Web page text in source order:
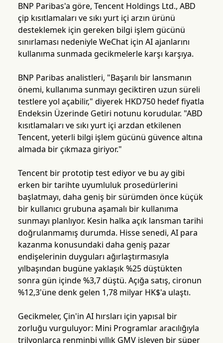
BNP Paribas'a göre, Tencent Holdings Ltd., ABD
çip kısıtlamaları ve sıkı yurt içi arzın ürünü
desteklemek için gereken bilgi işlem gücünü
sınırlaması nedeniyle WeChat için AI ajanlarını
kullanıma sunmada gecikmelerle karşı karşıya.
BNP Paribas analistleri, "Başarılı bir lansmanın
önemi, kullanıma sunmayı geciktiren uzun süreli
testlere yol açabilir," diyerek HKD750 hedef fiyatla
Endeksin Üzerinde Getiri notunu korudular. "ABD
kısıtlamaları ve sıkı yurt içi arzdan etkilenen
Tencent, yeterli bilgi işlem gücünü güvence altına
almada bir çıkmaza giriyor."
Tencent bir prototip test ediyor ve bu ay gibi
erken bir tarihte uyumluluk prosedürlerini
başlatmayı, daha geniş bir sürümden önce küçük
bir kullanıcı grubuna aşamalı bir kullanıma
sunmayı planlıyor. Kesin halka açık lansman tarihi
doğrulanmamış durumda. Hisse senedi, AI para
kazanma konusundaki daha geniş pazar
endişelerinin duyguları ağırlaştırmasıyla
yılbaşından bugüne yaklaşık %25 düştükten
sonra gün içinde %3,7 düştü. Açığa satış, cironun
%12,3'üne denk gelen 1,78 milyar HK$'a ulaştı.
Gecikmeler, Çin'in AI hırsları için yapısal bir
zorluğu vurguluyor: Mini Programlar aracılığıyla
trilyonlarca renminbi yıllık GMV işleyen bir süper